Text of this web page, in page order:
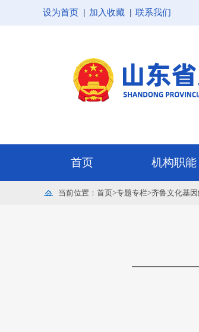
设为首页 加入收藏 联系我们
当前位置： 首页>专题专栏>齐鲁文化基